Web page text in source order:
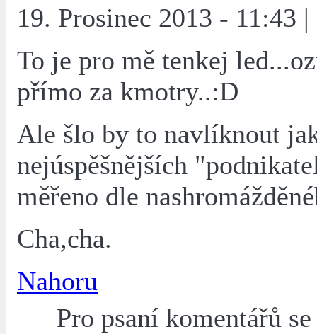
19. Prosinec 2013 - 11:43
To je pro mě tenkej
přímo za kmotry..:D
Ale šlo by to navlíknout
nejúspěšnějších
měřeno dle
Cha,cha.
Nahoru
Pro psaní komentářů